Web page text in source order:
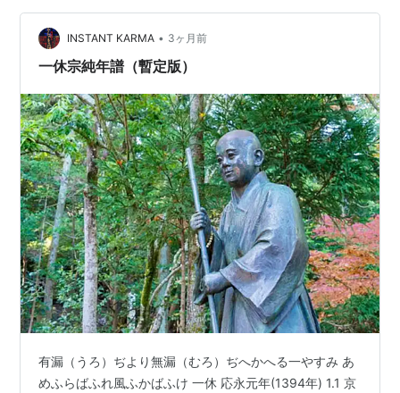
ド派手で奇妙な格好をする風俗。やがて大名たちの間に
も流行し、アンシャン・レジームを嘲り、無道・無体な
振る舞いをするようになっていく）をも産んだような時
代。
この南北朝の北朝方；後小松天皇の落胤〔ラクイン〕
（＝私生児）で、6歳で京都の安国寺に預けられて千菊
丸から周建と命名され、13歳で建仁寺に移って漢詩を学
び、17歳で五山教団を組織した（作庭師として現代には
著名な）夢窓疎石と対立的立場の宗峰妙超の高弟；関山
慧玄派の謙翁宗為の西金寺で「応灯関の禅」と呼ばれた
峻厳な臨済宗を学び、4年後にこの師；謙翁が野垂れ死
んでしまって意気消沈して補陀落浄土の観音の霊場であ
る石山寺へ行き、琵琶湖へ投身自殺を試みるが賢母に止
ドン〕の祥瑞庵で猛修行させられることになり、3K程
度では済まない過酷すぎる状況で過労と餓死寸前の衰弱
INSTANT KARMA • 3ヶ月前
一休宗純年譜（暫定版）
有漏（うろ）ぢより無漏（むろ）ぢへかへる一やすみ あ
めふらばふれ風ふかばふけ 一休 応永元年(1394年) 1.1 京